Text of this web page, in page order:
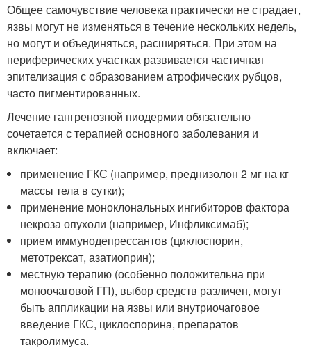
Общее самочувствие человека практически не страдает,
язвы могут не изменяться в течение нескольких недель,
но могут и объединяться, расширяться. При этом на
периферических участках развивается частичная
эпителизация с образованием атрофических рубцов,
часто пигментированных.
Лечение гангренозной пиодермии обязательно
сочетается с терапией основного заболевания и
включает:
применение ГКС (например, преднизолон 2 мг на кг
массы тела в сутки);
применение моноклональных ингибиторов фактора
некроза опухоли (например, Инфликсимаб);
прием иммунодепрессантов (циклоспорин,
метотрексат, азатиоприн);
местную терапию (особенно положительна при
моноочаговой ГП), выбор средств различен, могут
быть аппликации на язвы или внутриочаговое
введение ГКС, циклоспорина, препаратов
такролимуса.